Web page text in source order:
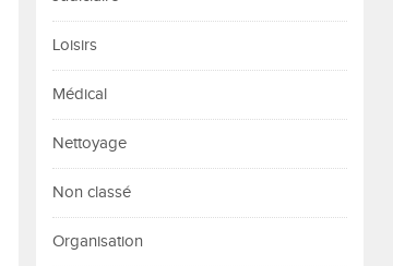
Loisirs
Médical
Nettoyage
Non classé
Organisation